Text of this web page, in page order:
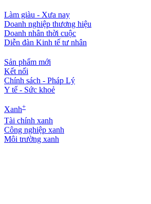
Làm giàu - Xưa nay
Doanh nghiệp thương hiệu
Doanh nhân thời cuộc
Diễn đàn Kinh tế tư nhân
Sản phẩm mới
Kết nối
Chính sách - Pháp Lý
Y tế - Sức khoẻ
Xanh+
Tài chính xanh
Công nghiệp xanh
Môi trường xanh